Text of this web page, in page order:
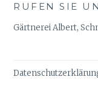
RUFEN SIE
Gärtnerei Albert,